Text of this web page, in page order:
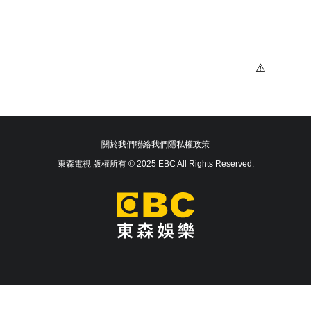
關於我們聯絡我們隱私權政策
東森電視 版權所有 © 2025 EBC All Rights Reserved.